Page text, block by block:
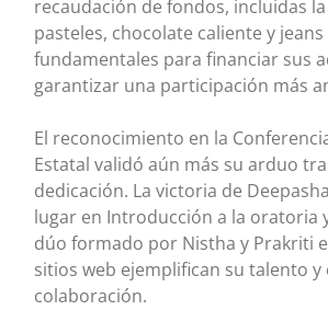
recaudación de fondos, incluidas
pasteles, chocolate caliente y
fundamentales para financiar sus
garantizar una participación más
El reconocimiento en la
Estatal validó aún más su arduo
dedicación. La victoria de
lugar en Introducción a la oratoria
dúo formado por Nistha y Prakriti
sitios web ejemplifican su talento
colaboración.